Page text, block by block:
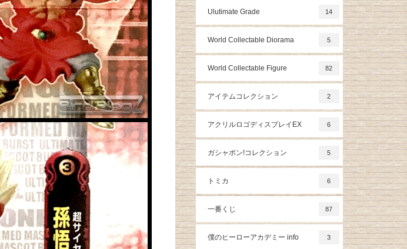
Ulutimate Grade 14
World Collectable Diorama 5
World Collectable Figure 82
アイテムコレクション 2
アクリルロゴディスプレイEX 6
ガシャポン!コレクション 5
トミカ 6
一番くじ 87
僕のヒーローアカデミー info 3